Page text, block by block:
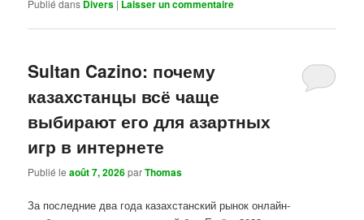
Publié dans Divers | Laisser un commentaire
Sultan Cazino: почему
казахстанцы всё чаще
выбирают его для азартных
игр в интернете
Publié leaoût 7, 2026parThomas
За последние два года казахстанский рынок онлайн-